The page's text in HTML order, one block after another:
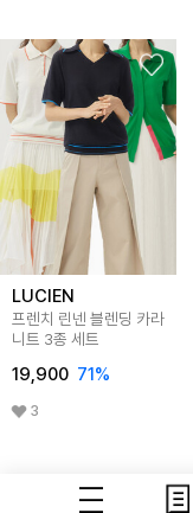
LUCIEN
프렌치 린넨 블렌딩 카라
니트 3종 세트
19,900 71%
3